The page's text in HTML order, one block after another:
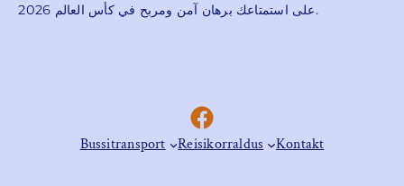
على استمتاعك برهان آمن ومربح في كأس العالم 2026.
Facebook
Bussitransport Reisikorraldus Kontakt